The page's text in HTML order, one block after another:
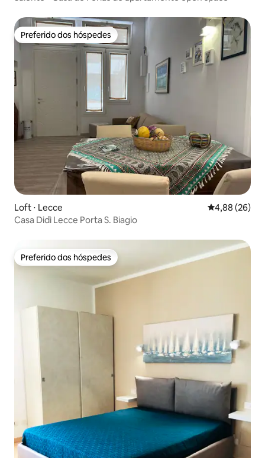
Preferido dos hóspedes
Preferido dos hóspedes
Loft ⋅ Lecce 4,88 de uma
4,88 (26)
Casa Didì Lecce Porta S. Biagio
Preferido dos hóspedes
Preferido dos hóspedes